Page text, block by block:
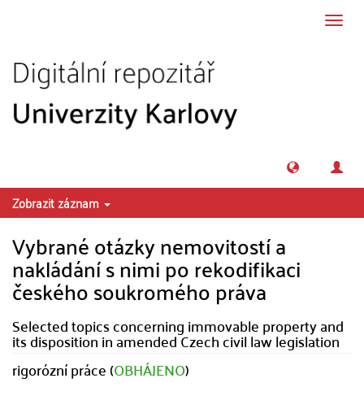
Zobrazit záznam
Vybrané otázky nemovitostí a
nakládání s nimi po rekodifikaci
českého soukromého práva
Selected topics concerning immovable property and
its disposition in amended Czech civil law legislation
rigorózní práce (OBHÁJENO)